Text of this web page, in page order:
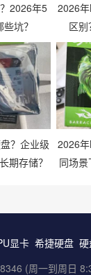
2026年5
坑？
2026
区别
？企业级
期存储？
2026
同场景
显卡 希捷硬盘
(周一到周日